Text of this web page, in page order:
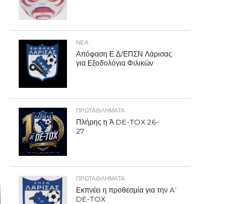
ΝΕΑ
Απόφαση Ε.Δ/ΕΠΣΝ Λάρισας
για Εξοδολόγια Φιλικών
ΠΡΩΤΑΘΛΉΜΑΤΑ
Πλήρης η Ά DE-TOX 26-
27
ΠΡΩΤΑΘΛΉΜΑΤΑ
Εκπνέει η προθεσμία για την A’
DE-TOX